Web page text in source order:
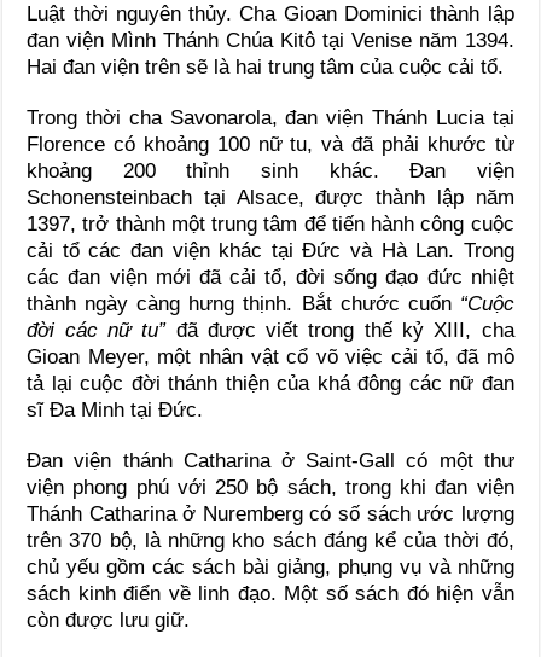
Luật thời nguyên thủy. Cha Gioan Dominici thành lập
đan viện Mình Thánh Chúa Kitô tại Venise năm 1394.
Hai đan viện trên sẽ là hai trung tâm của cuộc cải tổ.
Trong thời cha Savonarola, đan viện Thánh Lucia tại
Florence có khoảng 100 nữ tu, và đã phải khước từ
khoảng 200 thỉnh sinh khác. Đan viện
Schonensteinbach tại Alsace, được thành lập năm
1397, trở thành một trung tâm để tiến hành công cuộc
cải tổ các đan viện khác tại Đức và Hà Lan. Trong
các đan viện mới đã cải tổ, đời sống đạo đức nhiệt
thành ngày càng hưng thịnh. Bắt chước cuốn “Cuộc
đời các nữ tu”đã được viết trong thế kỷ XIII, cha
Gioan Meyer, một nhân vật cổ võ việc cải tổ, đã mô
tả lại cuộc đời thánh thiện của khá đông các nữ đan
sĩ Đa Minh tại Đức.
Đan viện thánh Catharina ở Saint-Gall có một thư
viện phong phú với 250 bộ sách, trong khi đan viện
Thánh Catharina ở Nuremberg có số sách ước lượng
trên 370 bộ, là những kho sách đáng kể của thời đó,
chủ yếu gồm các sách bài giảng, phụng vụ và những
sách kinh điển về linh đạo. Một số sách đó hiện vẫn
còn được lưu giữ.